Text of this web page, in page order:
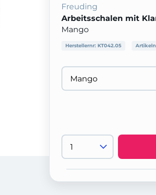
Freuding
Arbeitsschalen mit
Mango
Herstellernr: KT042.05